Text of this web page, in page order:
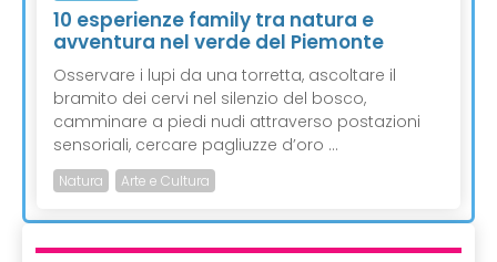
10 esperienze family tra natura e
avventura nel verde del Piemonte
Osservare i lupi da una torretta, ascoltare il
bramito dei cervi nel silenzio del bosco,
camminare a piedi nudi attraverso postazioni
sensoriali, cercare pagliuzze d’oro ...
Natura Arte e Cultura